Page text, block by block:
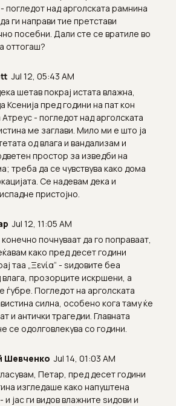
погледот над арголската рамнина
ги направи тие претстави
посебни. Дали сте се вратиле во
оттогаш?
Jul 12, 05:43 AM
шетав покрај истата влажна,
Ксенија пред години на пат кон
- погледот над арголската
ме заглави. Мило ми е што ја
од влага и вандализам и
простор за изведби на
треба да се чувствува како дома
Се надевам дека и
пристојно.
Jul 12, 11:05 AM
почнуваат да го поправаат,
како пред десет години
таа „Ξενία“ - ѕидовите беа
влага, прозорците искршени, а
ѓубре. Погледот на арголската
силна, особено кога таму ќе
и антички трагедии. Главната
се одолговлекува со години.
Шевченко Jul 14, 01:03 AM
Петар, пред десет години
изгледаше како напуштена
и јас ги видов влажните ѕидови и